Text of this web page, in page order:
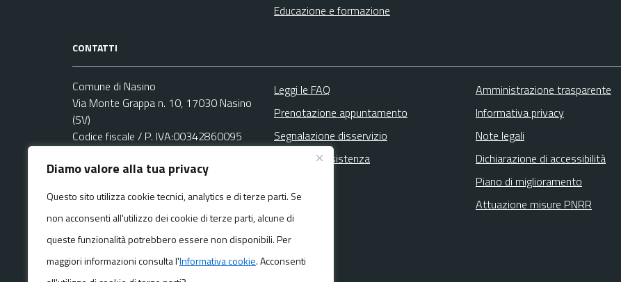
Diamo valore alla tua privacy
Questo sito utilizza cookie tecnici, analytics e di terze parti. Se
non acconsenti all'utilizzo dei cookie di terze parti, alcune di
queste funzionalità potrebbero essere non disponibili. Per
maggiori informazioni consulta l'Informativa cookie. Acconsenti
Educazione e formazione
CONTATTI
Comune di Nasino
Via Monte Grappa n. 10, 17030 Nasino
(SV)
Codice fiscale / P. IVA:00342860095
Ufficio Relazioni con il Pubblico (URP)
PEC:
protocollo@pec.comune.nasino.sv.it
Centralino unico: +39 0182 77017
Leggi le FAQ
Prenotazione appuntamento
Segnalazione disservizio
Richiesta assistenza
Amministrazione trasparente
Informativa privacy
Note legali
Dichiarazione di accessibilità
Piano di miglioramento
Attuazione misure PNRR